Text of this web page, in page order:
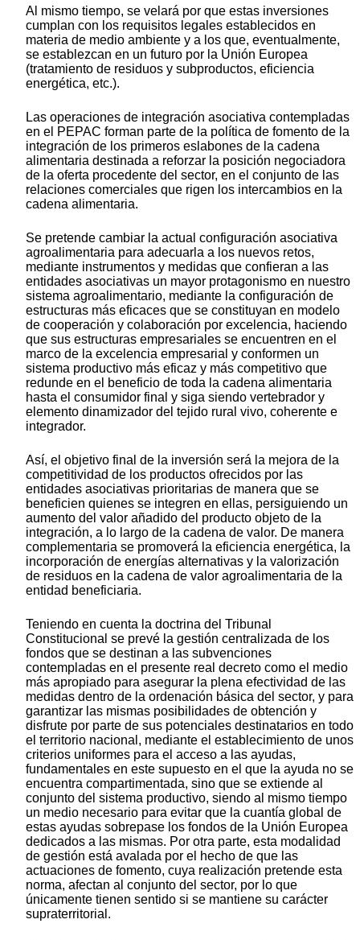
Al mismo tiempo, se velará por que estas inversiones
cumplan con los requisitos legales establecidos en
materia de medio ambiente y a los que, eventualmente,
se establezcan en un futuro por la Unión Europea
(tratamiento de residuos y subproductos, eficiencia
energética, etc.).
Las operaciones de integración asociativa contempladas
en el PEPAC forman parte de la política de fomento de la
integración de los primeros eslabones de la cadena
alimentaria destinada a reforzar la posición negociadora
de la oferta procedente del sector, en el conjunto de las
relaciones comerciales que rigen los intercambios en la
cadena alimentaria.
Se pretende cambiar la actual configuración asociativa
agroalimentaria para adecuarla a los nuevos retos,
mediante instrumentos y medidas que confieran a las
entidades asociativas un mayor protagonismo en nuestro
sistema agroalimentario, mediante la configuración de
estructuras más eficaces que se constituyan en modelo
de cooperación y colaboración por excelencia, haciendo
que sus estructuras empresariales se encuentren en el
marco de la excelencia empresarial y conformen un
sistema productivo más eficaz y más competitivo que
redunde en el beneficio de toda la cadena alimentaria
hasta el consumidor final y siga siendo vertebrador y
elemento dinamizador del tejido rural vivo, coherente e
integrador.
Así, el objetivo final de la inversión será la mejora de la
competitividad de los productos ofrecidos por las
entidades asociativas prioritarias de manera que se
beneficien quienes se integren en ellas, persiguiendo un
aumento del valor añadido del producto objeto de la
integración, a lo largo de la cadena de valor. De manera
complementaria se promoverá la eficiencia energética, la
incorporación de energías alternativas y la valorización
de residuos en la cadena de valor agroalimentaria de la
entidad beneficiaria.
Teniendo en cuenta la doctrina del Tribunal
Constitucional se prevé la gestión centralizada de los
fondos que se destinan a las subvenciones
contempladas en el presente real decreto como el medio
más apropiado para asegurar la plena efectividad de las
medidas dentro de la ordenación básica del sector, y para
garantizar las mismas posibilidades de obtención y
disfrute por parte de sus potenciales destinatarios en todo
el territorio nacional, mediante el establecimiento de unos
criterios uniformes para el acceso a las ayudas,
fundamentales en este supuesto en el que la ayuda no se
encuentra compartimentada, sino que se extiende al
conjunto del sistema productivo, siendo al mismo tiempo
un medio necesario para evitar que la cuantía global de
estas ayudas sobrepase los fondos de la Unión Europea
dedicados a las mismas. Por otra parte, esta modalidad
de gestión está avalada por el hecho de que las
actuaciones de fomento, cuya realización pretende esta
norma, afectan al conjunto del sector, por lo que
únicamente tienen sentido si se mantiene su carácter
supraterritorial.